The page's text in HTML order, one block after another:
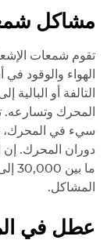
مشاكل
تقوم شمعات
الهواء والوقود
التالفة أو
المحرك وتسارعه.
سيء في المحرك،
دوران المحرك.
المشاكل.
عطل في